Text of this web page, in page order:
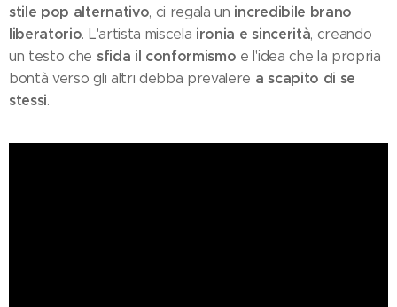
stile pop alternativo, ci regala un incredibile brano
liberatorio. L'artista miscela ironia e sincerità, creando
un testo che sfida il conformismo e l'idea che la propria
bontà verso gli altri debba prevalere a scapito di se
stessi.